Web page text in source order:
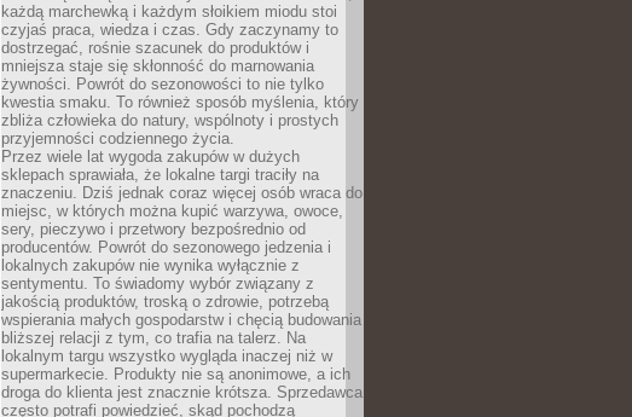
każdą marchewką i każdym słoikiem miodu stoi
czyjaś praca, wiedza i czas. Gdy zaczynamy to
dostrzegać, rośnie szacunek do produktów i
mniejsza staje się skłonność do marnowania
żywności. Powrót do sezonowości to nie tylko
kwestia smaku. To również sposób myślenia, który
zbliża człowieka do natury, wspólnoty i prostych
przyjemności codziennego życia.
Przez wiele lat wygoda zakupów w dużych
sklepach sprawiała, że lokalne targi traciły na
znaczeniu. Dziś jednak coraz więcej osób wraca do
miejsc, w których można kupić warzywa, owoce,
sery, pieczywo i przetwory bezpośrednio od
producentów. Powrót do sezonowego jedzenia i
lokalnych zakupów nie wynika wyłącznie z
sentymentu. To świadomy wybór związany z
jakością produktów, troską o zdrowie, potrzebą
wspierania małych gospodarstw i chęcią budowania
bliższej relacji z tym, co trafia na talerz. Na
lokalnym targu wszystko wygląda inaczej niż w
supermarkecie. Produkty nie są anonimowe, a ich
droga do klienta jest znacznie krótsza. Sprzedawca
często potrafi powiedzieć, skąd pochodzą